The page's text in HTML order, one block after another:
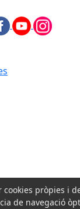
pròpies i
de navegació